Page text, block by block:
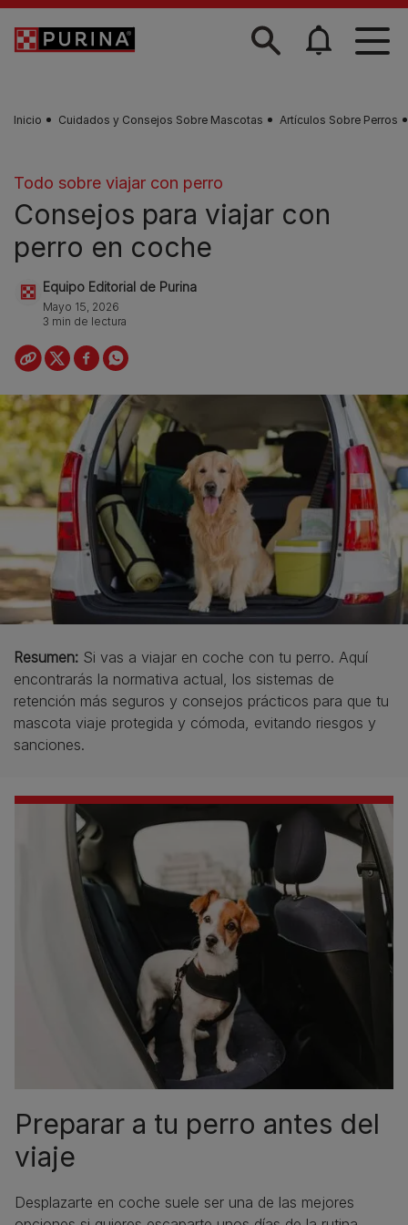
Skip to main content
Inicio Cuidados y Consejos Sobre Mascotas Artículos Sobre Perros
Todo sobre viajar con perro
Consejos para viajar con
perro en coche
Equipo Editorial de Purina
Mayo 15, 2026
3 min de lectura
Resumen: Si vas a viajar en coche con tu perro. Aquí
encontrarás la normativa actual, los sistemas de
retención más seguros y consejos prácticos para que tu
mascota viaje protegida y cómoda, evitando riesgos y
sanciones.
Preparar a tu perro antes del
viaje
Desplazarte en coche suele ser una de las mejores